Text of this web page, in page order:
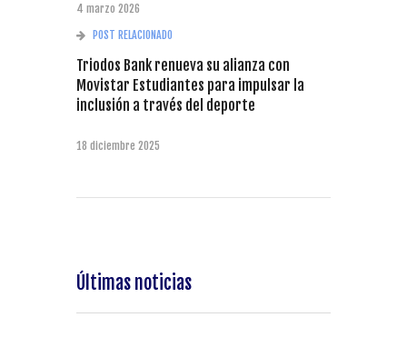
4 marzo 2026
POST RELACIONADO
Triodos Bank renueva su alianza con
Movistar Estudiantes para impulsar la
inclusión a través del deporte
18 diciembre 2025
Últimas noticias